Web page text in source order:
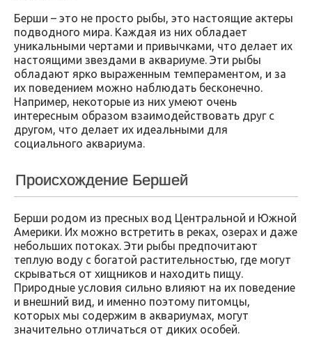
Берши – это не просто рыбы, это настоящие актеры
подводного мира. Каждая из них обладает
уникальными чертами и привычками, что делает их
настоящими звездами в аквариуме. Эти рыбы
обладают ярко выраженным темпераментом, и за
их поведением можно наблюдать бесконечно.
Например, некоторые из них умеют очень
интересным образом взаимодействовать друг с
другом, что делает их идеальными для
социального аквариума.
Происхождение Бершей
Берши родом из пресных вод Центральной и Южной
Америки. Их можно встретить в реках, озерах и даже
небольших потоках. Эти рыбы предпочитают
теплую воду с богатой растительностью, где могут
скрываться от хищников и находить пищу.
Природные условия сильно влияют на их поведение
и внешний вид, и именно поэтому питомцы,
которых мы содержим в аквариумах, могут
значительно отличаться от диких особей.